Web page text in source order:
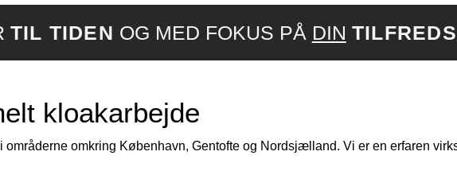
TIL TIDEN OG MED FOKUS PÅ DIN
kloakarbejde
omkring København, Gentofte og Nordsjælland. Vi er en erfaren